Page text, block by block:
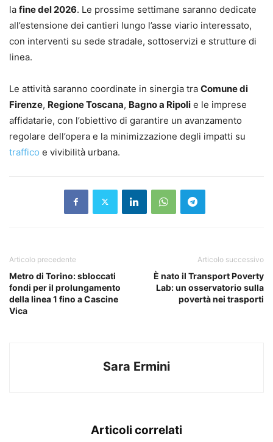
la fine del 2026. Le prossime settimane saranno dedicate
all’estensione dei cantieri lungo l’asse viario interessato,
con interventi su sede stradale, sottoservizi e strutture di
linea.
Le attività saranno coordinate in sinergia tra Comune di
Firenze, Regione Toscana, Bagno a Ripoli e le imprese
affidatarie, con l’obiettivo di garantire un avanzamento
regolare dell’opera e la minimizzazione degli impatti su
traffico e vivibilità urbana.
Articolo precedente
Metro di Torino: sbloccati
fondi per il prolungamento
della linea 1 fino a Cascine
Vica
Articolo successivo
È nato il Transport Poverty
Lab: un osservatorio sulla
povertà nei trasporti
Sara Ermini
Articoli correlati